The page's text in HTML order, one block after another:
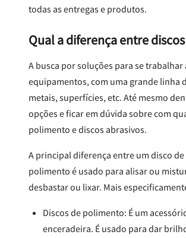
todas as entregas e produtos.
Qual a diferença entre
A busca por soluções para se
equipamentos, com uma grande linha
metais, superfícies, etc. Até mesmo
opções e ficar em dúvida sobre com
polimento e discos abrasivos.
A principal diferença entre um disco
polimento é usado para alisar ou
desbastar ou lixar. Mais
Discos de polimento: É um
enceradeira. É usado para dar